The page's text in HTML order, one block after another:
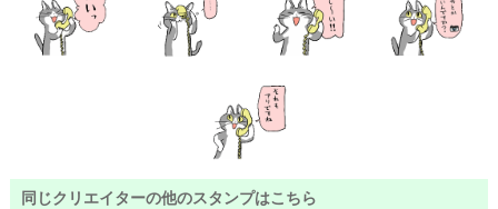
同じクリエイターの他のスタンプはこちら